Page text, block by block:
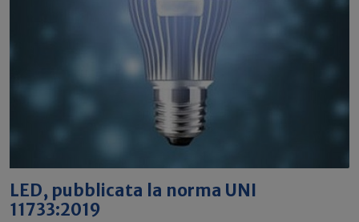
LED, pubblicata la norma UNI
11733:2019